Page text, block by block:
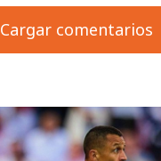
Cargar comentarios